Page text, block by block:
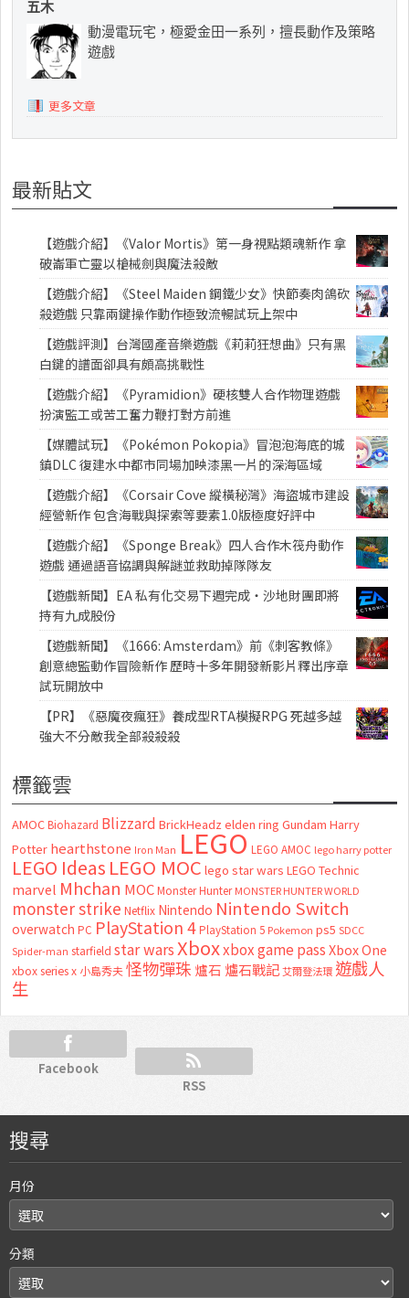
五木
動漫電玩宅，極愛金田一系列，擅長動作及策略
遊戲
更多文章
最新貼文
【遊戲介紹】《Valor Mortis》第一身視點類魂新作 拿
破崙軍亡靈以槍械劍與魔法殺敵
【遊戲介紹】《Steel Maiden 鋼鐵少女》快節奏肉鴿砍
殺遊戲 只靠兩鍵操作動作極致流暢試玩上架中
【遊戲評測】台灣國產音樂遊戲《莉莉狂想曲》只有黑
白鍵的譜面卻具有頗高挑戰性
【遊戲介紹】《Pyramidion》硬核雙人合作物理遊戲
扮演監工或苦工奮力鞭打對方前進
【媒體試玩】《Pokémon Pokopia》冒泡泡海底的城
鎮DLC 復建水中都市同場加映漆黑一片的深海區域
【遊戲介紹】《Corsair Cove 縱橫秘灣》海盜城市建設
經營新作 包含海戰與探索等要素1.0版極度好評中
【遊戲介紹】《Sponge Break》四人合作木筏舟動作
遊戲 通過語音協調與解謎並救助掉隊隊友
【遊戲新聞】EA 私有化交易下週完成・沙地財團即將
持有九成股份
【遊戲新聞】《1666: Amsterdam》前《刺客教條》
創意總監動作冒險新作 歷時十多年開發新影片釋出序章
試玩開放中
【PR】《惡魔夜瘋狂》養成型RTA模擬RPG 死越多越
強大不分敵我全部殺殺殺
標籤雲
AMOC Biohazard Blizzard BrickHeadz elden ring Gundam Harry
Potter hearthstone Iron Man LEGO LEGO AMOC lego harry potter
LEGO Ideas LEGO MOC lego star wars LEGO Technic
marvel Mhchan MOC Monster Hunter MONSTER HUNTER WORLD
monster strike Netflix Nintendo Nintendo Switch
overwatch PC PlayStation 4 PlayStation 5 Pokemon ps5 SDCC
Spider-man starfield star wars Xboxxbox game passXbox One
xbox series x 小島秀夫怪物彈珠 爐石 爐石戰記艾爾登法環 遊戲人
生
Facebook
RSS
搜尋
月份
分類